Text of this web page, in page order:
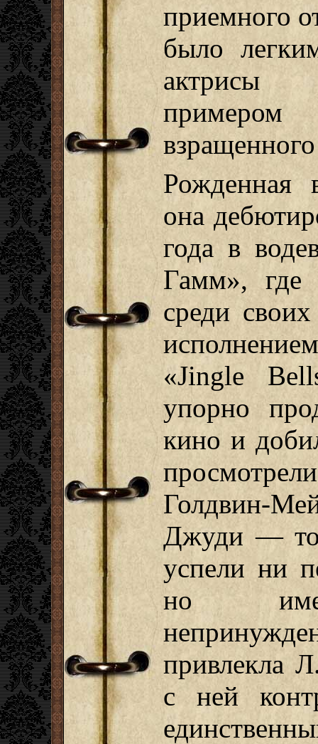
приемного
было
актрисы
Рожденная
она
года в
Гамм», где
среди
«Jingle
упорно
кино и
Голдвин-
Джуди —
успели ни
но
привлекла
с ней